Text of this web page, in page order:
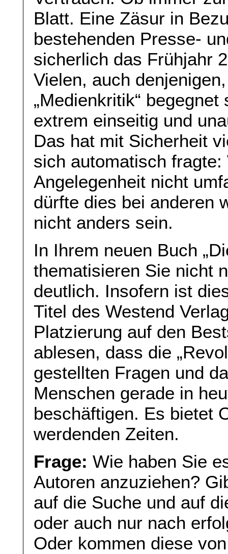
Blatt. Eine Zäsur in
bestehenden Presse-
sicherlich das Frühjahr
Vielen, auch
„Medienkritik“
extrem einseitig und
Das hat mit Sicherheit
sich automatisch
Angelegenheit nicht
dürfte dies bei anderen
nicht anders sein.
In Ihrem neuen Buch
thematisieren Sie nicht
deutlich. Insofern ist
Titel des Westend
Platzierung auf den
ablesen, dass die
gestellten Fragen und
Menschen gerade in
beschäftigen. Es bietet
werdenden Zeiten.
Frage: Wie haben Sie
Autoren anzuziehen?
auf die Suche und auf
oder auch nur nach
Oder kommen diese